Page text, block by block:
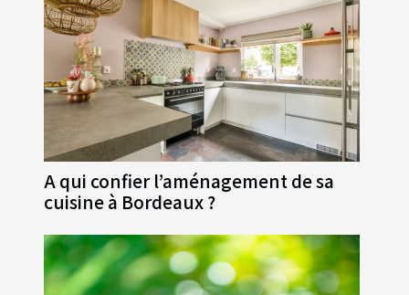
A qui confier l’aménagement de sa
cuisine à Bordeaux ?